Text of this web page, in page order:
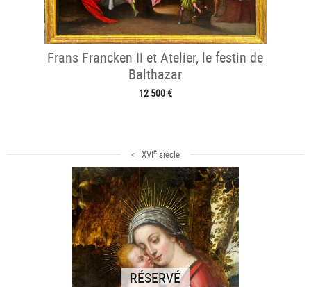
Frans Francken II et Atelier, le festin de
Balthazar
12 500 €
< XVIesiècle
RÉSERVÉ